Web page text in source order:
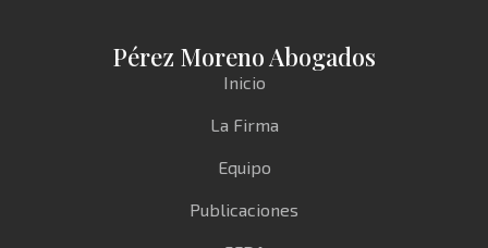
Pérez Moreno Abogados
Inicio
La Firma
Equipo
Publicaciones